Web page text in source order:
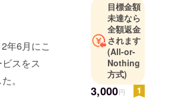
年6月にこ
スをス
。
目標金額
未達なら
全額返金
されます
(All-or-
Nothing
方式)
3,000円